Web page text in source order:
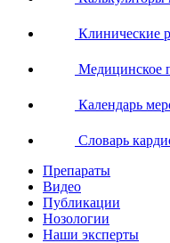
Клинические
Медицинское
Календарь
Словарь
Препараты
Видео
Публикации
Нозологии
Наши эксперты